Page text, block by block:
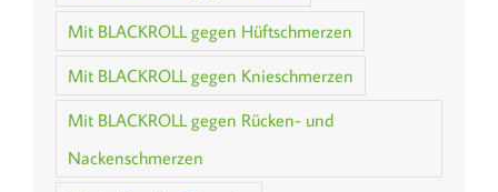
Mit BLACKROLL gegen Hüftschmerzen
Mit BLACKROLL gegen Knieschmerzen
Mit BLACKROLL gegen Rücken- und
Nackenschmerzen